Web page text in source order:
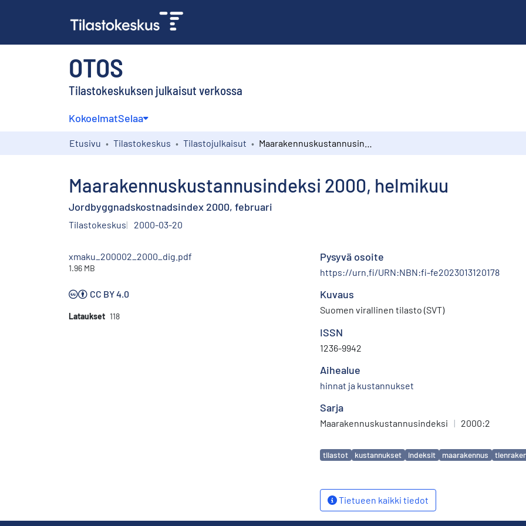
OTOS
Tilastokeskuksen julkaisut verkossa
KokoelmatSelaa
Etusivu Tilastokeskus Tilastojulkaisut
Maarakennuskustannusindeksi 2000, helmikuu
Jordbyggnadskostnadsindex 2000, februari
Tilastokeskus 2000-03-20
xmaku_200002_2000_dig.pdf
1.96 MB
CC BY 4.0
Lataukset 118
Pysyvä osoite
https://urn.fi/URN:NBN:fi-fe2023013120178
Kuvaus
Suomen virallinen tilasto (SVT)
ISSN
1236-9942
Aihealue
hinnat ja kustannukset
Sarja
Maarakennuskustannusindeksi | 2000:2
Avainsanat
tilastot kustannukset indeksit maarakennus
Tietueen kaikki tiedot